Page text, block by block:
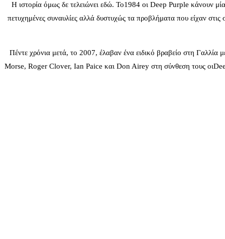
Η ιστορία όμως δε τελειώνει εδώ. Το1984 οι Deep Purple κάνουν
πετυχημένες συναυλίες αλλά δυστυχώς τα προβλήματα που είχαν
Πέντε χρόνια μετά, το 2007, έλαβαν ένα ειδικό βραβείο στη
Morse, Roger Clover, Ian Paice και Don Airey στη σύνθεση τους